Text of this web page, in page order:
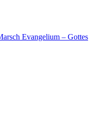
Evangelium – Gottes